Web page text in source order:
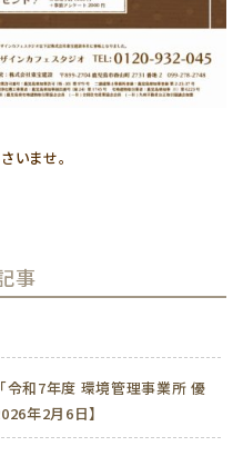
いませ。
事
「令和7年度 環境管理事業所 優
年2月6日】